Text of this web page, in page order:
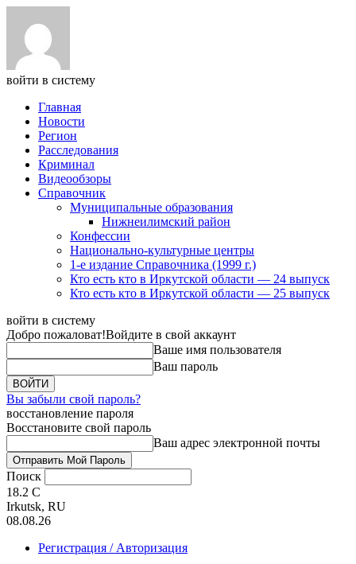
войти в систему
Главная
Новости
Регион
Расследования
Криминал
Видеообзоры
Справочник
Муниципальные образования
Нижнеилимский район
Конфессии
Национально-культурные центры
1-е издание Справочника (1999 г.)
Кто есть кто в Иркутской области — 24 выпуск
Кто есть кто в Иркутской области — 25 выпуск
войти в систему
Добро пожаловат!Войдите в свой аккаунт
Ваше имя пользователя
Ваш пароль
Вы забыли свой пароль?
восстановление пароля
Восстановите свой пароль
Ваш адрес электронной почты
Поиск
18.2 C
Irkutsk, RU
08.08.26
Регистрация / Авторизация